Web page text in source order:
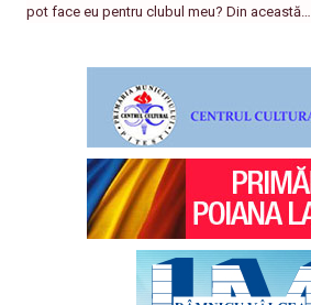
pot face eu pentru clubul meu? Din această…